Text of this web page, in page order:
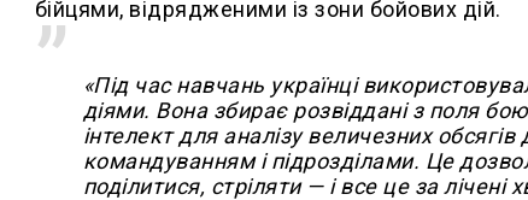
бійцями, відрядженими із зони бойових дій.
«Під час навчань українці
діями. Вона збирає розвіддані з поля
інтелект для аналізу величезних
командуванням і підрозділами. Це
поділитися, стріляти — і все це за